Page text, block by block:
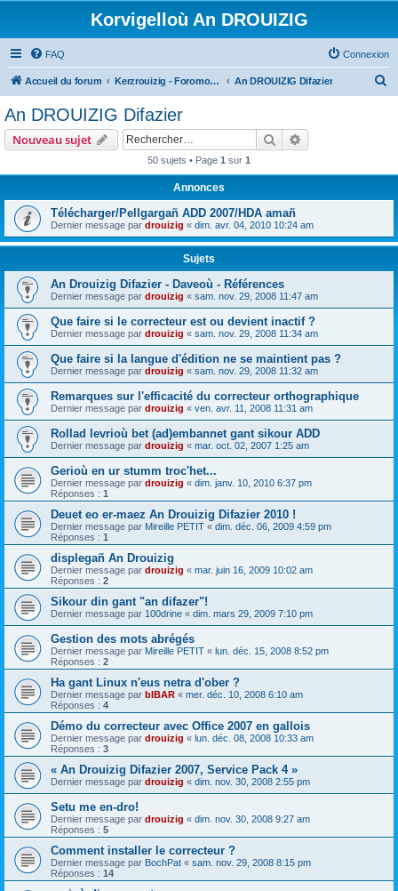
Korvigelloù An DROUIZIG
FAQ Connexion
Accueil du forum Kerzrouizig - Foromoù An Drouizig An DROUIZIG Difazier
e
r
An DROUIZIG Difazier
Nouveau sujet Rechercher
50 sujets • Page 1 sur 1
Annonces
Télécharger/Pellgargañ ADD 2007/HDA amañ
Dernier message par drouizig « dim. avr. 04, 2010 10:24 am
Sujets
An Drouizig Difazier - Daveoù - Références
Dernier message par drouizig « sam. nov. 29, 2008 11:47 am
Que faire si le correcteur est ou devient inactif ?
Dernier message par drouizig « sam. nov. 29, 2008 11:34 am
Que faire si la langue d'édition ne se maintient pas ?
Dernier message par drouizig « sam. nov. 29, 2008 11:32 am
Remarques sur l'efficacité du correcteur orthographique
Dernier message par drouizig « ven. avr. 11, 2008 11:31 am
Rollad levrioù bet (ad)embannet gant sikour ADD
Dernier message par drouizig « mar. oct. 02, 2007 1:25 am
Gerioù en ur stumm troc'het...
Dernier message par drouizig « dim. janv. 10, 2010 6:37 pm
Réponses : 1
Deuet eo er-maez An Drouizig Difazier 2010 !
Dernier message par Mireille PETIT « dim. déc. 06, 2009 4:59 pm
Réponses : 1
displegañ An Drouizig
Dernier message par drouizig « mar. juin 16, 2009 10:02 am
Réponses : 2
Sikour din gant "an difazer"!
Dernier message par 100drine « dim. mars 29, 2009 7:10 pm
Gestion des mots abrégés
Dernier message par Mireille PETIT « lun. déc. 15, 2008 8:52 pm
Réponses : 2
Ha gant Linux n'eus netra d'ober ?
Dernier message par bIBAR « mer. déc. 10, 2008 6:10 am
Réponses : 4
Démo du correcteur avec Office 2007 en gallois
Dernier message par drouizig « lun. déc. 08, 2008 10:33 am
Réponses : 3
« An Drouizig Difazier 2007, Service Pack 4 »
Dernier message par drouizig « dim. nov. 30, 2008 2:55 pm
Setu me en-dro!
Dernier message par drouizig « dim. nov. 30, 2008 9:27 am
Réponses : 5
Comment installer le correcteur ?
Dernier message par BochPat « sam. nov. 29, 2008 8:15 pm
Réponses : 14